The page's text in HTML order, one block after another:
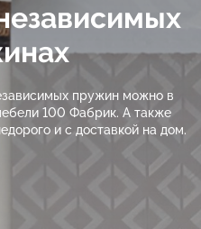
пружин можно в
100 Фабрик. А также
и с доставкой на дом.